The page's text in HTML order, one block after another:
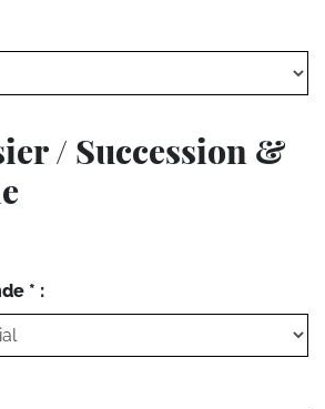
/ Succession &
* :